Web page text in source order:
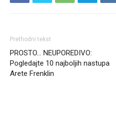
Prethodni tekst
PROSTO… NEUPOREDIVO:
Pogledajte 10 najboljih nastupa
Arete Frenklin